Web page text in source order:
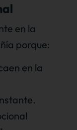
en la
porque:
en la